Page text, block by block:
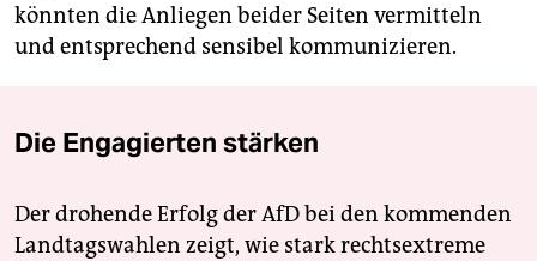
könnten die Anliegen beider Seiten vermitteln
und entsprechend sensibel kommunizieren.
Die Engagierten stärken
Der drohende Erfolg der AfD bei den kommenden
Landtagswahlen zeigt, wie stark rechtsextreme